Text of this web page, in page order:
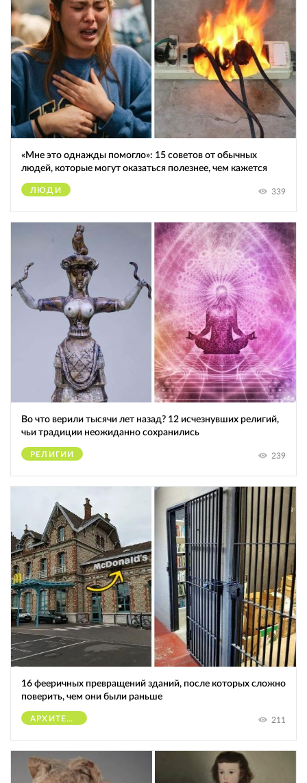
«Мне это однажды помогло»: 15 советов от обычных
людей, которые могут оказаться полезнее, чем кажется
ЛЮДИ 339
Во что верили тысячи лет назад? 12 исчезнувших религий,
чьи традиции неожиданно сохранились
РЕЛИГИИ 239
16 фееричных превращений зданий, после которых сложно
поверить, чем они были раньше
АРХИТЕКТУРА 211